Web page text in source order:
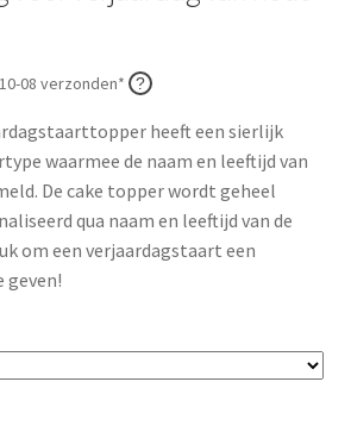
08 verzonden*
heeft een sierlijk
waarmee de naam en leeftijd van
De cake topper wordt geheel
qua naam en leeftijd van de
om een verjaardagstaart een